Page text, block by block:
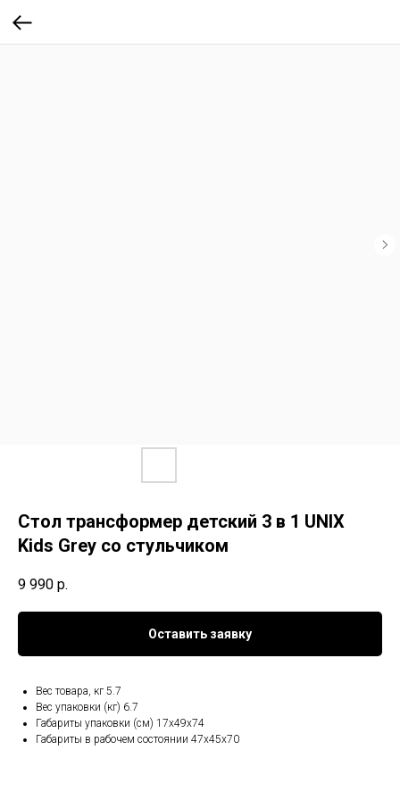
Стол трансформер детский 3 в 1 UNIX
Kids Grey со стульчиком
9 990 р.
Оставить заявку
Вес товара, кг 5.7
Вес упаковки (кг) 6.7
Габариты упаковки (см) 17x49x74
Габариты в рабочем состоянии 47x45x70